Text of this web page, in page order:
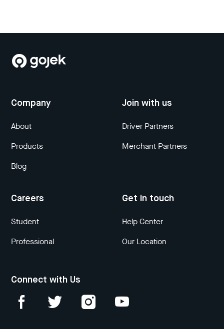
Company
About
Products
Blog
Join with us
Driver Partners
Merchant Partners
Careers
Student
Professional
Get in touch
Help Center
Our Location
Connect with Us